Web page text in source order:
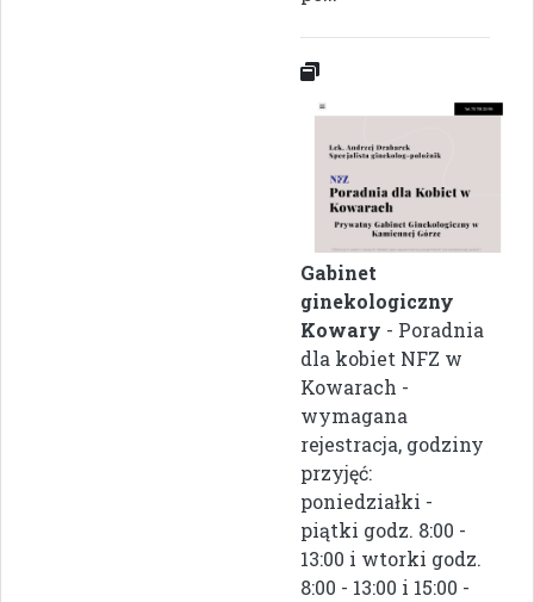
Gabinet
ginekologiczny
Kowary - Poradnia
dla kobiet NFZ w
Kowarach -
wymagana
rejestracja, godziny
przyjęć:
poniedziałki -
piątki godz. 8:00 -
13:00 i wtorki godz.
8:00 - 13:00 i 15:00 -